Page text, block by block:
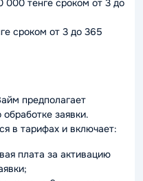
тенге сроком от 3 до
сроком от 3 до 365
предполагает
заявки.
в тарифах и включает:
плата за активацию